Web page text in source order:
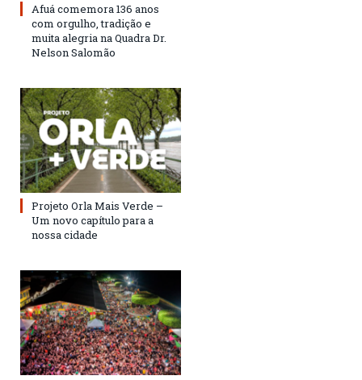
Afuá comemora 136 anos
com orgulho, tradição e
muita alegria na Quadra Dr.
Nelson Salomão
Projeto Orla Mais Verde –
Um novo capítulo para a
nossa cidade